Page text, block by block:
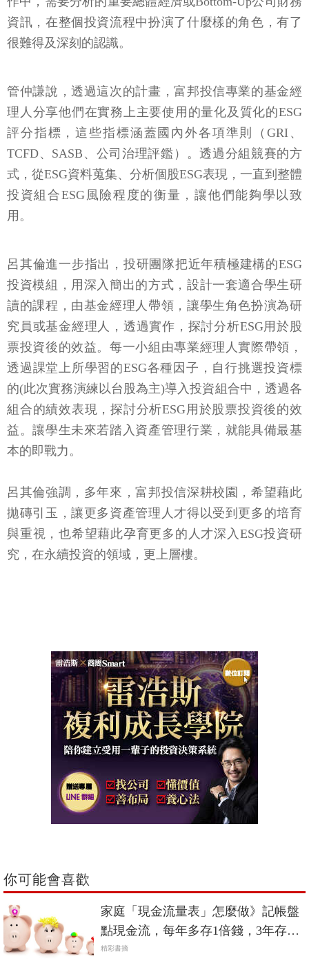
資訊，在整個投資流程中扮演了什麼樣的角色，有了
很難得及深刻的認識。
管仲謙說，透過這次的計畫，富邦投信專業的基金經
理人分享他們在實務上主要使用的量化及質化的ESG
評分指標，這些指標涵蓋國內外各項準則（GRI、
TCFD、SASB、公司治理評鑑）。透過分組競賽的方
式，從ESG資料蒐集、分析個股ESG表現，一直到整體
投資組合ESG風險程度的衡量，讓他們能夠學以致
用。
呂其倫進一步指出，投研團隊把近年積極建構的ESG
投資模組，用深入簡出的方式，設計一套適合學生研
讀的課程，由基金經理人帶領，讓學生角色扮演為研
究員或基金經理人，透過實作，探討分析ESG用於股
票投資後的效益。每一小組由專業經理人實際帶領，
透過課堂上所學習的ESG各種因子，自行挑選投資標
的(此次實務演練以台股為主)導入投資組合中，透過各
組合的績效表現，探討分析ESG用於股票投資後的效
益。讓學生未來若踏入資產管理行業，就能具備最基
本的即戰力。
呂其倫強調，多年來，富邦投信深耕校園，希望藉此
拋磚引玉，讓更多資產管理人才得以受到更多的培育
與重視，也希望藉此孕育更多的人才深入ESG投資研
究，在永續投資的領域，更上層樓。
你可能會喜歡
家庭「現金流量表」怎麼做》記帳盤
點現金流，每年多存1倍錢，3年存下
150萬
精彩書摘